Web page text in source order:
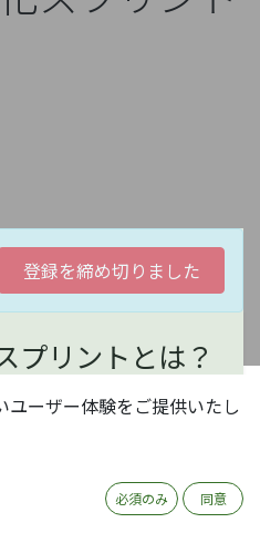
登録を締め切りました
プリントとは？
日本語化は、現状コミュ
います。コミュニティ活
ユーザがメリットを享受
で、誰でも参加可能です。
ーザー体験をご提供いたし
必須のみ 同意